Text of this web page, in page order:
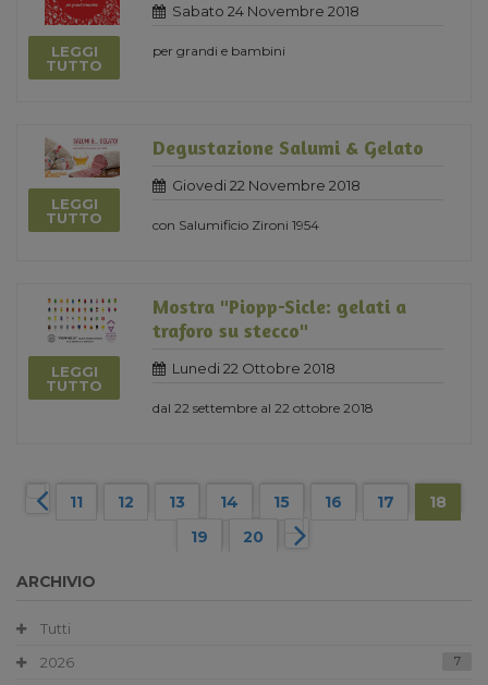
LEGGI
TUTTO
Sabato 24 Novembre 2018
per grandi e bambini
LEGGI
TUTTO
Degustazione Salumi & Gelato
Giovedi 22 Novembre 2018
con Salumificio Zironi 1954
LEGGI
TUTTO
Mostra "Piopp-Sicle: gelati a
traforo su stecco"
Lunedi 22 Ottobre 2018
dal 22 settembre al 22 ottobre 2018
11 12 13 14 15 16 17
18
19
20
ARCHIVIO
Tutti
2026
7